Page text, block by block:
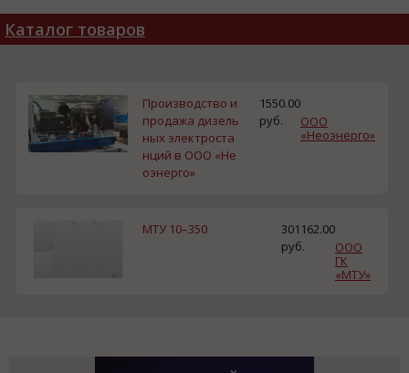
Каталог товаров
Производство и
продажа дизель
ных электроста
нций в ООО «Не
оэнерго»
1550.00
руб.
ООО
«Неоэнерго»
МТУ 10–350
301162.00
руб.
ООО
ГК
«МТУ»